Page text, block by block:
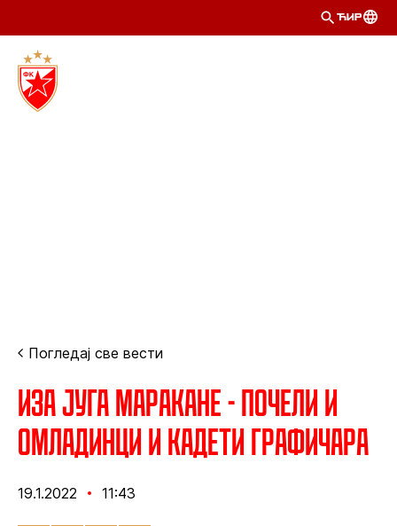
ЋИР
Погледај све вести
Иза југа Маракане - Почели и
омладинци и кадети Графичара
19.1.2022 11:43